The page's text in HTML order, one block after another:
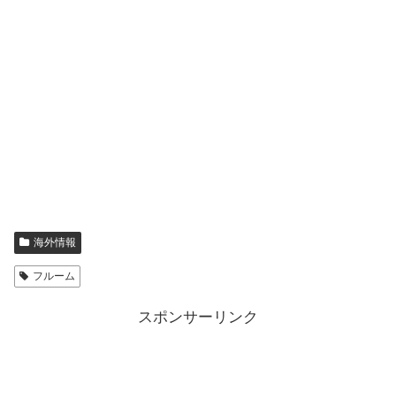
海外情報
フルーム
スポンサーリンク